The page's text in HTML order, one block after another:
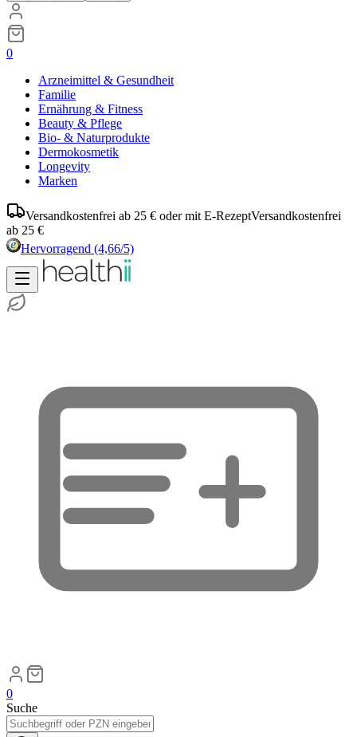
0
Arzneimittel & Gesundheit
Familie
Ernährung & Fitness
Beauty & Pflege
Bio- & Naturprodukte
Dermokosmetik
Longevity
Marken
Versandkostenfrei ab 25 € oder mit E-RezeptVersandkostenfrei
ab 25 €
Hervorragend (4,66/5)
0
Suche